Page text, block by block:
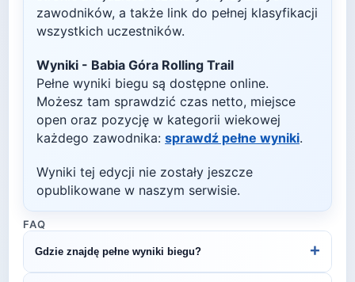
zawodników, a także link do pełnej klasyfikacji
wszystkich uczestników.
Wyniki - Babia Góra Rolling Trail
Pełne wyniki biegu są dostępne online.
Możesz tam sprawdzić czas netto, miejsce
open oraz pozycję w kategorii wiekowej
każdego zawodnika: sprawdź pełne wyniki.
Wyniki tej edycji nie zostały jeszcze
opublikowane w naszym serwisie.
FAQ
Gdzie znajdę pełne wyniki biegu? +